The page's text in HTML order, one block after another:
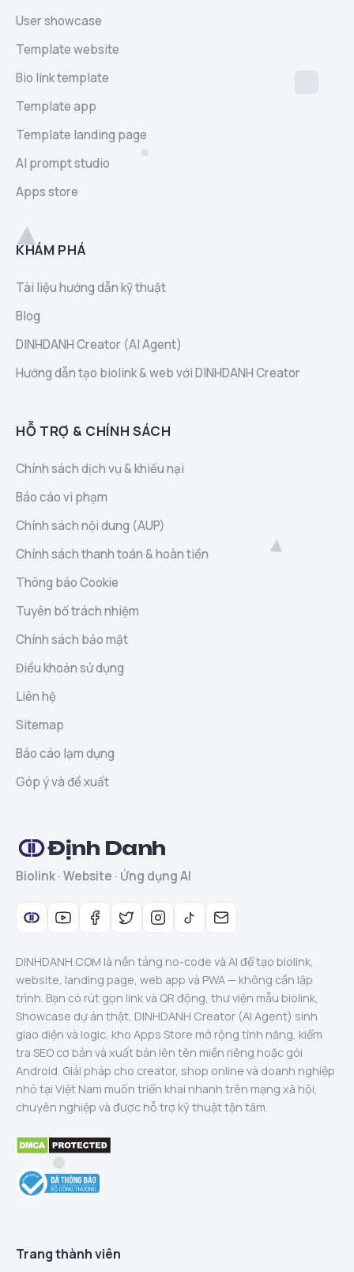
User showcase
Template website
Bio link template
Template app
Template landing page
AI prompt studio
Apps store
KHÁM PHÁ
Tài liệu hướng dẫn kỹ thuật
Blog
DINHDANH Creator (AI Agent)
Hướng dẫn tạo biolink & web với DINHDANH Creator
HỖ TRỢ & CHÍNH SÁCH
Chính sách dịch vụ & khiếu nại
Báo cáo vi phạm
Chính sách nội dung (AUP)
Chính sách thanh toán & hoàn tiền
Thông báo Cookie
Tuyên bố trách nhiệm
Chính sách bảo mật
Điều khoản sử dụng
Liên hệ
Sitemap
Báo cáo lạm dụng
Góp ý và đề xuất
Định Danh
Biolink · Website · Ứng dụng AI
DINHDANH.COM là nền tảng no-code và AI để tạo biolink,
website, landing page, web app và PWA — không cần lập
trình. Bạn có rút gọn link và QR động, thư viện mẫu biolink,
Showcase dự án thật, DINHDANH Creator (AI Agent) sinh
giao diện và logic, kho Apps Store mở rộng tính năng, kiểm
tra SEO cơ bản và xuất bản lên tên miền riêng hoặc gói
Android. Giải pháp cho creator, shop online và doanh nghiệp
nhỏ tại Việt Nam muốn triển khai nhanh trên mạng xã hội,
chuyên nghiệp và được hỗ trợ kỹ thuật tận tâm.
Trang thành viên